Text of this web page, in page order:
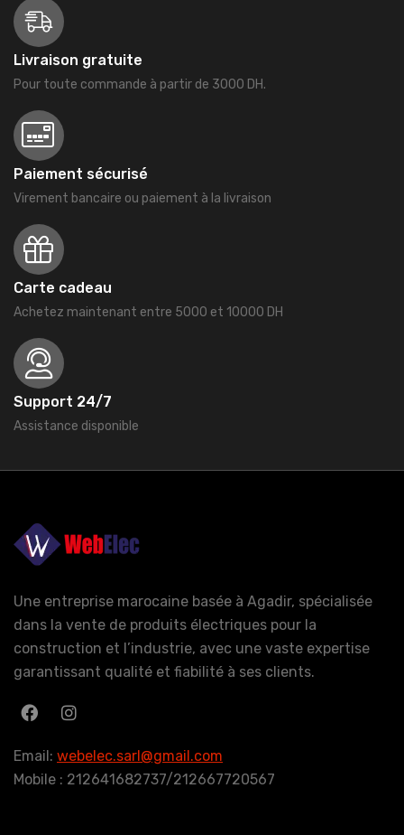
Livraison gratuite
Pour toute commande à partir de 3000 DH.
Paiement sécurisé
Virement bancaire ou paiement à la livraison
Carte cadeau
Achetez maintenant entre 5000 et 10000 DH
Support 24/7
Assistance disponible
Une entreprise marocaine basée à Agadir, spécialisée
dans la vente de produits électriques pour la
construction et l’industrie, avec une vaste expertise
garantissant qualité et fiabilité à ses clients.
Email: webelec.sarl@gmail.com
Mobile : 212641682737/212667720567